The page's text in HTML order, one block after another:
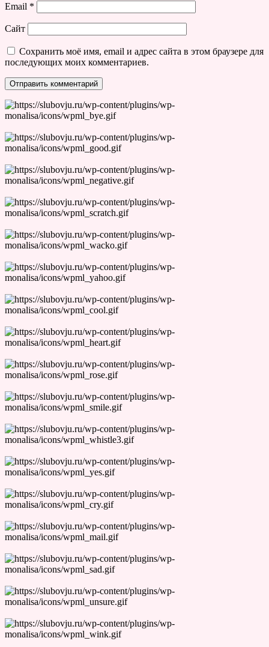
Email *
Сайт
Сохранить моё имя, email и адрес сайта в этом браузере для
последующих моих комментариев.